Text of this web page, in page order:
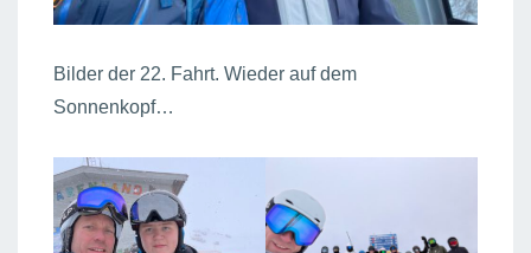
Bilder der 22. Fahrt. Wieder auf dem
Sonnenkopf…